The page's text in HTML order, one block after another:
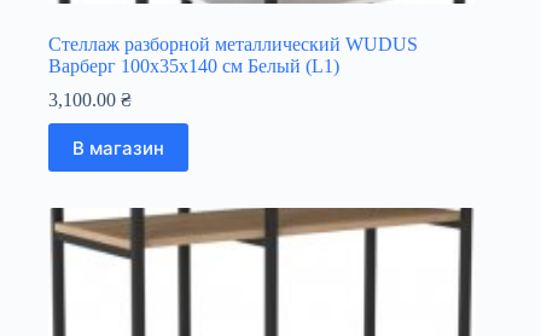
Стеллаж разборной металлический WUDUS
Варберг 100х35х140 см Белый (L1)
3,100.00 ₴
В магазин